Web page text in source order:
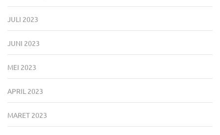
JULI 2023
JUNI 2023
MEI 2023
APRIL 2023
MARET 2023